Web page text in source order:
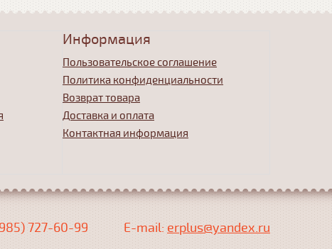
Информация
Пользовательское соглашение
Политика конфиденциальности
Возврат товара
Доставка и оплата
Контактная информация
727-60-99 Е-mail: erplus@yandex.ru